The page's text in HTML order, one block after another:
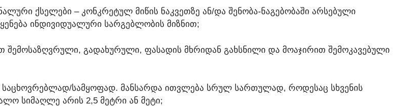
ᲥᲡᲔᲚᲔᲑᲘ – ᲙᲝᲜᲙᲠᲔᲢᲣᲚ ᲛᲘᲬᲘᲡ ᲜᲐᲙᲕᲔᲗᲖᲔ ᲐᲜ/ᲓᲐ ᲨᲔᲜᲝᲑᲐ-ᲜᲐᲒᲔᲑᲝᲑᲐᲨᲘ ᲐᲠᲡᲔᲑᲣᲚᲘ
ᲘᲜᲓᲘᲕᲘᲓᲣᲐᲚᲣᲠᲘ ᲡᲐᲠᲒᲔᲑᲚᲝᲑᲘᲡ ᲛᲘᲖᲜᲘᲗ;
ᲨᲔᲛᲝᲡᲐᲖᲦᲕᲠᲣᲚᲘ, ᲒᲐᲓᲐᲮᲣᲠᲣᲚᲘ, ᲤᲐᲡᲐᲓᲘᲡ ᲛᲮᲠᲘᲓᲐᲜ ᲒᲐᲮᲡᲜᲘᲚᲘ ᲓᲐ ᲛᲝᲐᲯᲘᲠᲘᲗ ᲨᲔᲛᲝᲙᲐᲕᲔᲑᲣᲚᲘ
ᲡᲐᲪᲮᲝᲕᲠᲔᲑᲚᲐᲓ/ᲡᲐᲛᲧᲝᲤᲐᲓ. ᲛᲐᲜᲡᲐᲠᲓᲐ ᲘᲗᲕᲚᲔᲑᲐ ᲡᲠᲣᲚ ᲡᲐᲠᲗᲣᲚᲐᲓ, ᲠᲝᲓᲔᲡᲐᲪ ᲡᲮᲕᲔᲜᲘᲡ
ᲡᲘᲛᲐᲦᲚᲔ ᲐᲠᲘᲡ 2,5 ᲛᲔᲢᲠᲘ ᲐᲜ ᲛᲔᲢᲘ;